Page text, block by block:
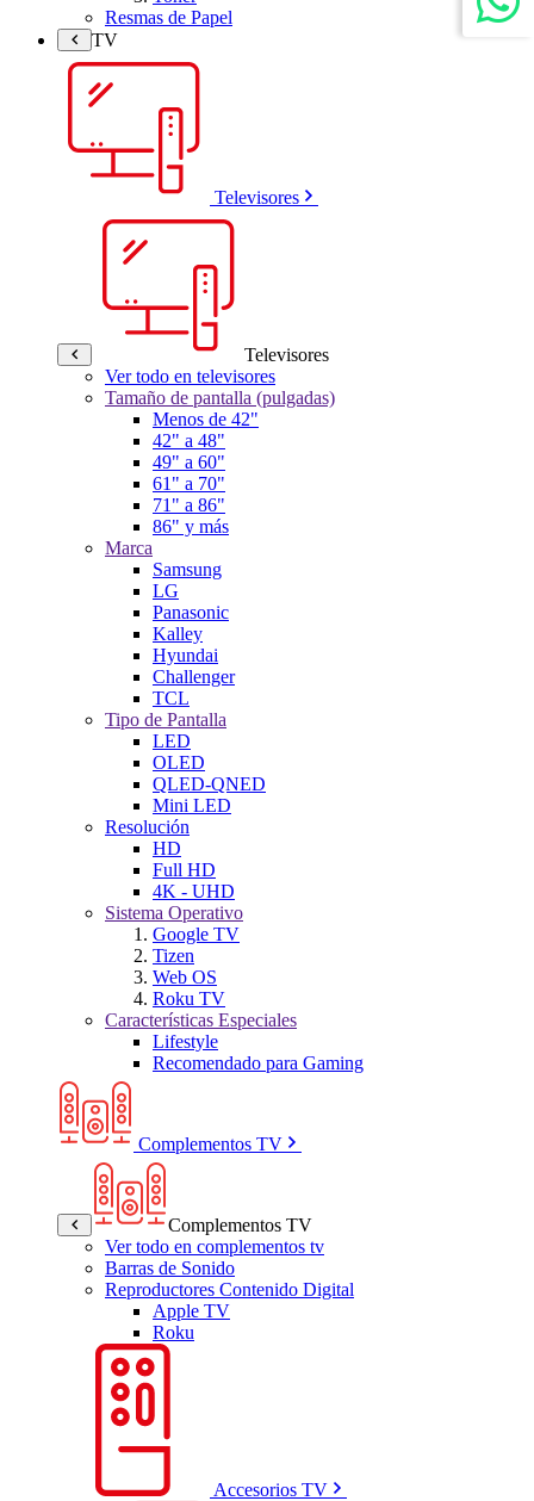
Resmas de Papel
TV
Televisores
Televisores
Ver todo en televisores
Tamaño de pantalla (pulgadas)
Menos de 42"
42" a 48"
49" a 60"
61" a 70"
71" a 86"
86" y más
Marca
Samsung
LG
Panasonic
Kalley
Hyundai
Challenger
TCL
Tipo de Pantalla
LED
OLED
QLED-QNED
Mini LED
Resolución
HD
Full HD
4K - UHD
Sistema Operativo
Google TV
Tizen
Web OS
Roku TV
Características Especiales
Lifestyle
Recomendado para Gaming
Complementos TV
Complementos TV
Ver todo en complementos tv
Barras de Sonido
Reproductores Contenido Digital
Apple TV
Roku
Accesorios TV